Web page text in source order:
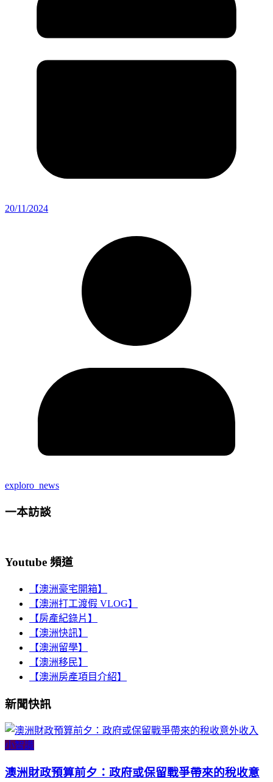
20/11/2024
exploro_news
一本訪談
Youtube 頻道
【澳洲豪宅開箱】
【澳洲打工渡假 VLOG】
【房產紀錄片】
【澳洲快訊】
【澳洲留學】
【澳洲移民】
【澳洲房產項目介紹】
新聞快訊
小智識
澳洲財政預算前夕：政府或保留戰爭帶來的稅收意